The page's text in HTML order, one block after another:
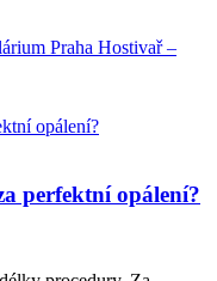
Praha Hostivař –
perfektní opálení?